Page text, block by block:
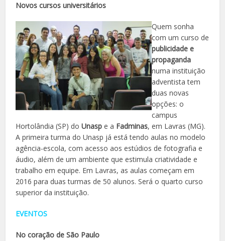
Novos cursos universitários
Quem sonha
com um curso de
publicidade e
propaganda
numa instituição
adventista tem
duas novas
opções: o
campus
Hortolândia (SP) doUnasp e a Fadminas, em Lavras (MG).
A primeira turma do Unasp já está tendo aulas no modelo
agência-escola, com acesso aos estúdios de fotografia e
áudio, além de um ambiente que estimula criatividade e
trabalho em equipe. Em Lavras, as aulas começam em
2016 para duas turmas de 50 alunos. Será o quarto curso
superior da instituição.
EVENTOS
No coração de São Paulo